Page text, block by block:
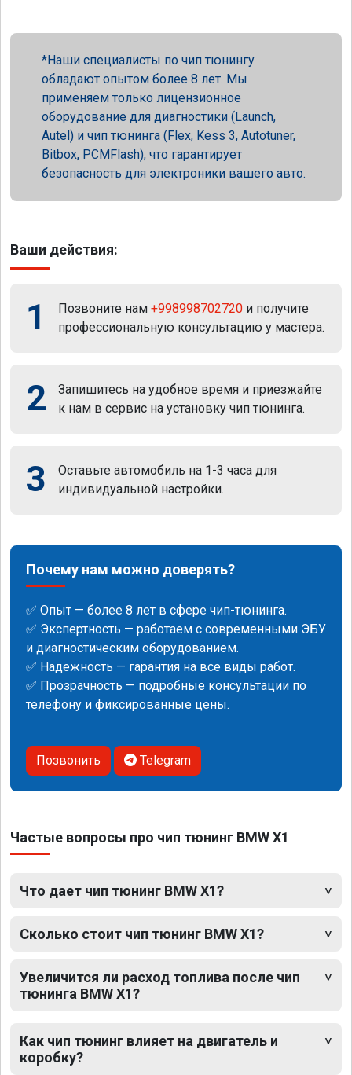
Наши специалисты по чип тюнингу
обладают опытом более 8 лет. Мы
применяем только лицензионное
оборудование для диагностики (Launch,
Autel) и чип тюнинга (Flex, Kess 3, Autotuner,
Bitbox, PCMFlash), что гарантирует
безопасность для электроники вашего авто.
Ваши действия:
1 Позвоните нам +998998702720 и получите
профессиональную консультацию у мастера.
2
Запишитесь на удобное время и приезжайте
к нам в сервис на установку чип тюнинга.
3
Оставьте автомобиль на 1-3 часа для
индивидуальной настройки.
Почему нам можно доверять?
✅ Опыт — более 8 лет в сфере чип-тюнинга.
✅ Экспертность — работаем с современными ЭБУ
и диагностическим оборудованием.
✅ Надежность — гарантия на все виды работ.
✅ Прозрачность — подробные консультации по
телефону и фиксированные цены.
Позвонить Telegram
Частые вопросы про чип тюнинг BMW X1
Что дает чип тюнинг BMW X1?
Сколько стоит чип тюнинг BMW X1?
Увеличится ли расход топлива после чип
тюнинга BMW X1?
Как чип тюнинг влияет на двигатель и
коробку?